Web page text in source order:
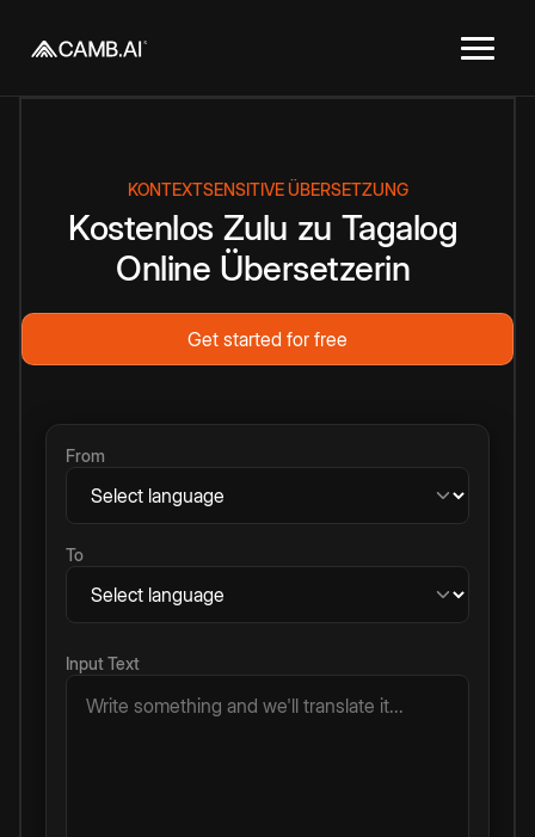
KONTEXTSENSITIVE ÜBERSETZUNG
Kostenlos Zulu zu Tagalog
Online Übersetzerin
Get started for free
From
To
Input Text